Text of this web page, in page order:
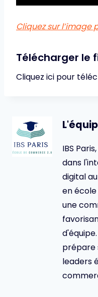
Cliquez sur l’image
Télécharger le
Cliquez ici pour
IBS
dans
digital
en
une
prépare
leaders